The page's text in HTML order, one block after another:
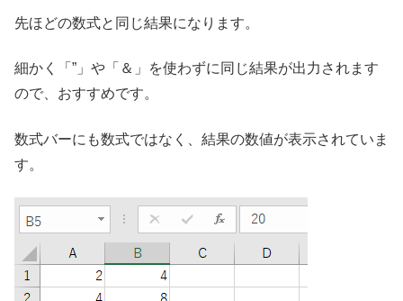
先ほどの数式と同じ結果になります。
細かく「”」や「＆」を使わずに同じ結果が出力されます
ので、おすすめです。
数式バーにも数式ではなく、結果の数値が表示されていま
す。